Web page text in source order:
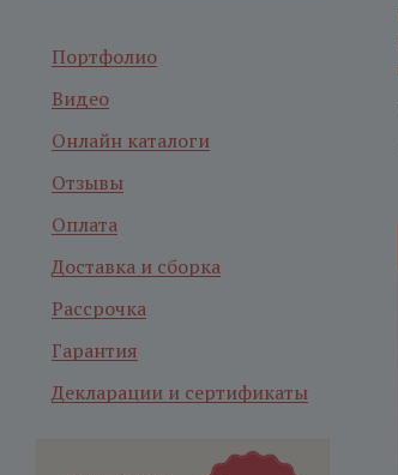
Портфолио
Видео
Онлайн каталоги
Отзывы
Оплата
Доставка и сборка
Рассрочка
Гарантия
Декларации и сертификаты